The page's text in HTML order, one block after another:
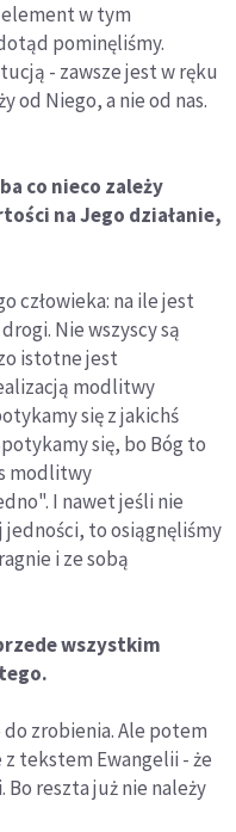
w tym
pominęliśmy.
- zawsze jest w ręku
od Niego, a nie od nas.
co nieco zależy
na Jego działanie,
człowieka: na ile jest
Nie wszyscy są
istotne jest
modlitwy
się z jakichś
się, bo Bóg to
modlitwy
I nawet jeśli nie
to osiągnęliśmy
i ze sobą
wszystkim
zrobienia. Ale potem
tekstem Ewangelii - że
reszta już nie należy